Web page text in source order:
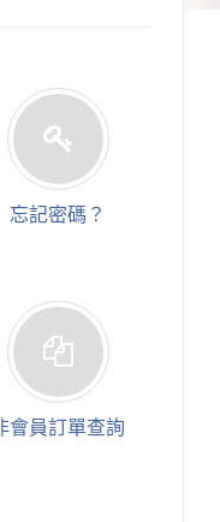
忘記密碼？
會員訂單查詢